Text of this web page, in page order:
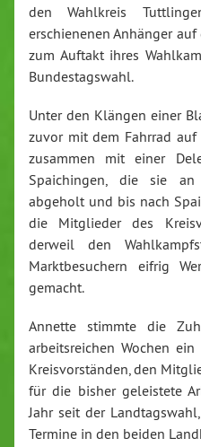
den Wahlkreis
erschienenen Anhänger
zum Auftakt ihres
Bundestagswahl.
Unter den Klängen einer
zuvor mit dem Fahrrad
zusammen mit einer
Spaichingen, die sie
abgeholt und bis nach
die Mitglieder des
derweil den
Marktbesuchern eifrig
gemacht.
Annette stimmte die
arbeitsreichen Wochen
Kreisvorständen, den
für die bisher geleistete
Jahr seit der
Termine in den beiden